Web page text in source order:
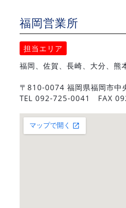
福岡営業所
担当エリア
福岡、佐賀、長崎、大分、熊
〒810-0074 福岡県福岡市中
TEL 092-725-0041 FAX